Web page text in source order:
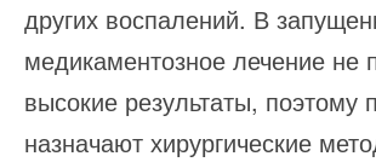
других воспалений. В
медикаментозное лечение не
высокие результаты, поэтому
назначают хирургические